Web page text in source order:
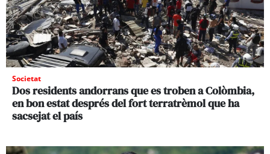
Societat
Dos residents andorrans que es troben a Colòmbia,
en bon estat després del fort terratrèmol que ha
sacsejat el país